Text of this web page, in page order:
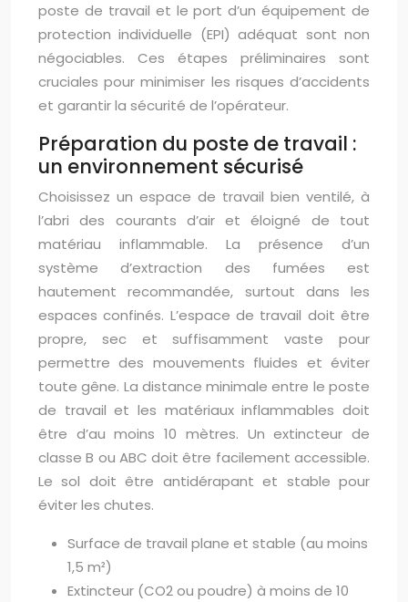
poste de travail et le port d’un équipement de
protection individuelle (EPI) adéquat sont non
négociables. Ces étapes préliminaires sont
cruciales pour minimiser les risques d’accidents
et garantir la sécurité de l’opérateur.
Préparation du poste de travail :
un environnement sécurisé
Choisissez un espace de travail bien ventilé, à
l’abri des courants d’air et éloigné de tout
matériau inflammable. La présence d’un
système d’extraction des fumées est
hautement recommandée, surtout dans les
espaces confinés. L’espace de travail doit être
propre, sec et suffisamment vaste pour
permettre des mouvements fluides et éviter
toute gêne. La distance minimale entre le poste
de travail et les matériaux inflammables doit
être d’au moins 10 mètres. Un extincteur de
classe B ou ABC doit être facilement accessible.
Le sol doit être antidérapant et stable pour
éviter les chutes.
Surface de travail plane et stable (au moins
1,5 m²)
Extincteur (CO2 ou poudre) à moins de 10